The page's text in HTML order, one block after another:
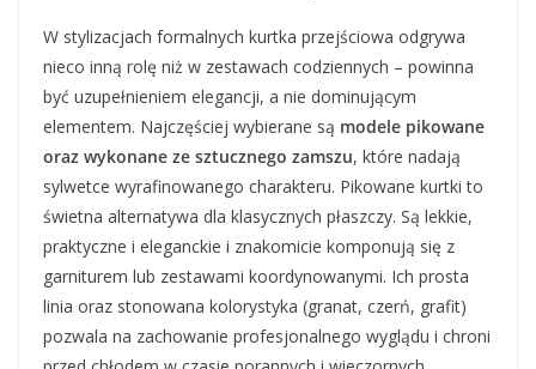
W stylizacjach formalnych kurtka przejściowa odgrywa
nieco inną rolę niż w zestawach codziennych – powinna
być uzupełnieniem elegancji, a nie dominującym
elementem. Najczęściej wybierane są modele pikowane
oraz wykonane ze sztucznego zamszu, które nadają
sylwetce wyrafinowanego charakteru. Pikowane kurtki to
świetna alternatywa dla klasycznych płaszczy. Są lekkie,
praktyczne i eleganckie i znakomicie komponują się z
garniturem lub zestawami koordynowanymi. Ich prosta
linia oraz stonowana kolorystyka (granat, czerń, grafit)
pozwala na zachowanie profesjonalnego wyglądu i chroni